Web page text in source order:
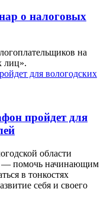
о налоговых
на
лиц».
пройдет для
области
— помочь начинающим
в тонкостях
себя и своего